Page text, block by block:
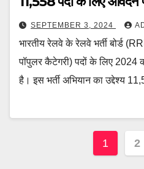
SEPTEMBER 3, 2024
भारतीय रेलवे के रेलवे भर्ती बोर्ड
पॉपुलर कैटेगरी) पदों के लिए 2024
है। इस भर्ती अभियान का उद्देश्य
Posts
1 2